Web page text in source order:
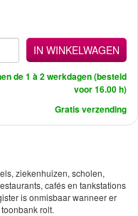
IN WINKELWAGEN
de 1 à 2 werkdagen (besteld
voor 16.00 h)
Gratis verzending
ziekenhuizen, scholen,
cafés en tankstations
is onmisbaar wanneer er
rolt.